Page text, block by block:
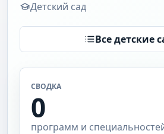
Детский сад
Все детские
СВОДКА
0
программ и